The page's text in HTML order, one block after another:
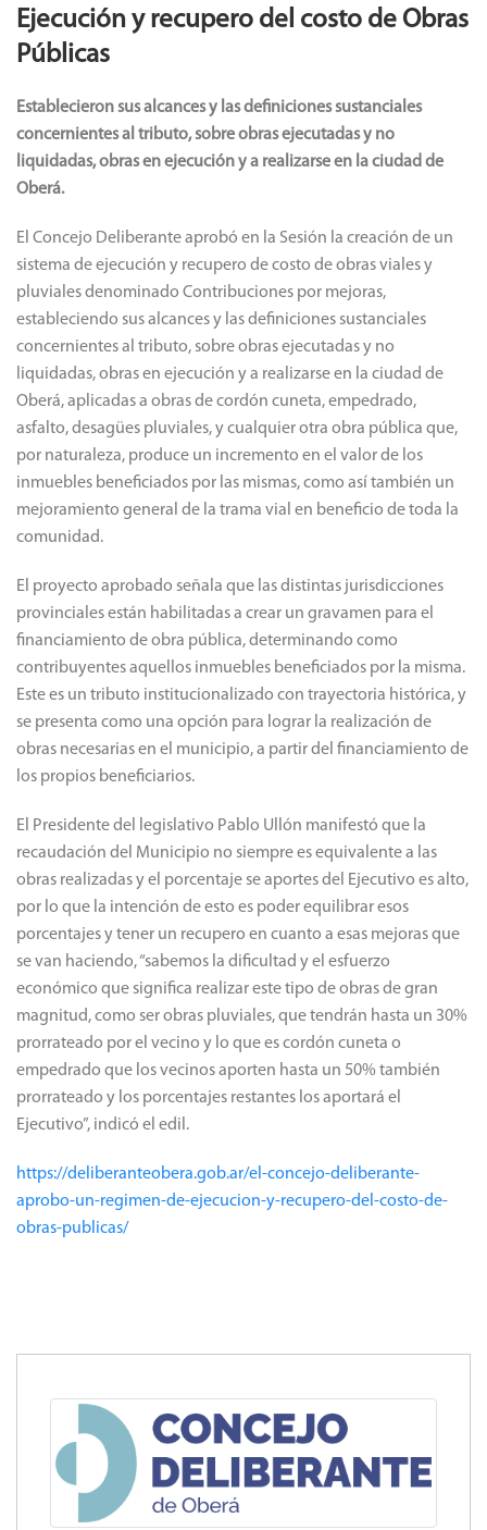
Ejecución y recupero del costo de Obras
Públicas
Establecieron sus alcances y las definiciones sustanciales
concernientes al tributo, sobre obras ejecutadas y no
liquidadas, obras en ejecución y a realizarse en la ciudad de
Oberá.
El Concejo Deliberante aprobó en la Sesión la creación de un
sistema de ejecución y recupero de costo de obras viales y
pluviales denominado Contribuciones por mejoras,
estableciendo sus alcances y las definiciones sustanciales
concernientes al tributo, sobre obras ejecutadas y no
liquidadas, obras en ejecución y a realizarse en la ciudad de
Oberá, aplicadas a obras de cordón cuneta, empedrado,
asfalto, desagües pluviales, y cualquier otra obra pública que,
por naturaleza, produce un incremento en el valor de los
inmuebles beneficiados por las mismas, como así también un
mejoramiento general de la trama vial en beneficio de toda la
comunidad.
El proyecto aprobado señala que las distintas jurisdicciones
provinciales están habilitadas a crear un gravamen para el
financiamiento de obra pública, determinando como
contribuyentes aquellos inmuebles beneficiados por la misma.
Este es un tributo institucionalizado con trayectoria histórica, y
se presenta como una opción para lograr la realización de
obras necesarias en el municipio, a partir del financiamiento de
los propios beneficiarios.
El Presidente del legislativo Pablo Ullón manifestó que la
recaudación del Municipio no siempre es equivalente a las
obras realizadas y el porcentaje se aportes del Ejecutivo es alto,
por lo que la intención de esto es poder equilibrar esos
porcentajes y tener un recupero en cuanto a esas mejoras que
se van haciendo, “sabemos la dificultad y el esfuerzo
económico que significa realizar este tipo de obras de gran
magnitud, como ser obras pluviales, que tendrán hasta un 30%
prorrateado por el vecino y lo que es cordón cuneta o
empedrado que los vecinos aporten hasta un 50% también
prorrateado y los porcentajes restantes los aportará el
Ejecutivo”, indicó el edil.
https://deliberanteobera.gob.ar/el-concejo-deliberante-
aprobo-un-regimen-de-ejecucion-y-recupero-del-costo-de-
obras-publicas/